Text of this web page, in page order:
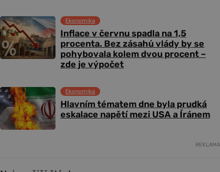
Inflace v červnu spadla na 1,5
procenta. Bez zásahů vlády by se
pohybovala kolem dvou procent –
zde je výpočet
Ekonomika
Hlavním tématem dne byla prudká
eskalace napětí mezi USA a Íránem
Ekonomika
REKLAMA